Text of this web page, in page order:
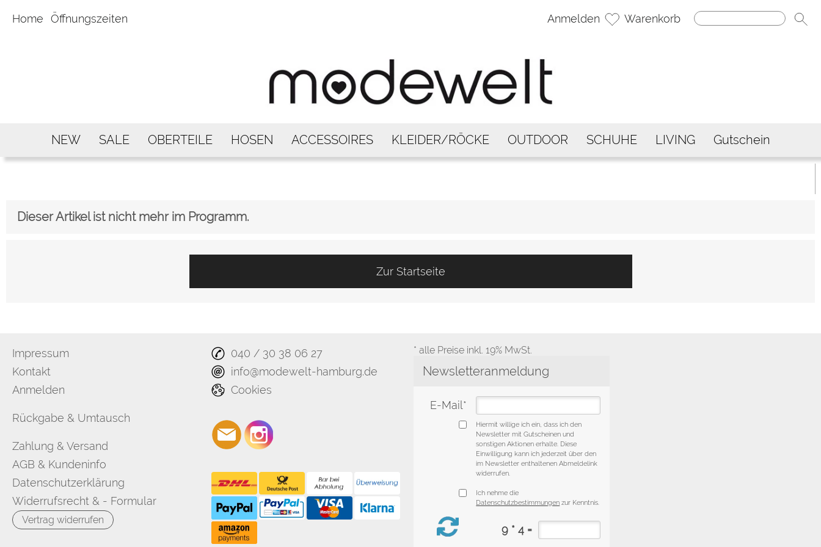
Home Öffnungszeiten Anmelden Warenkorb
NEW SALE OBERTEILE HOSEN ACCESSOIRES KLEIDER/RÖCKE OUTDOOR SCHUHE LIVING Gutschein
Dieser Artikel ist nicht mehr im Programm.
Zur Startseite
Impressum
Kontakt
Anmelden
Rückgabe & Umtausch
Zahlung & Versand
AGB & Kundeninfo
Datenschutzerklärung
Widerrufsrecht & - Formular
Vertrag widerrufen
040 / 30 38 06 27
info@modewelt-hamburg.de
Cookies
* alle Preise inkl. 19% MwSt.